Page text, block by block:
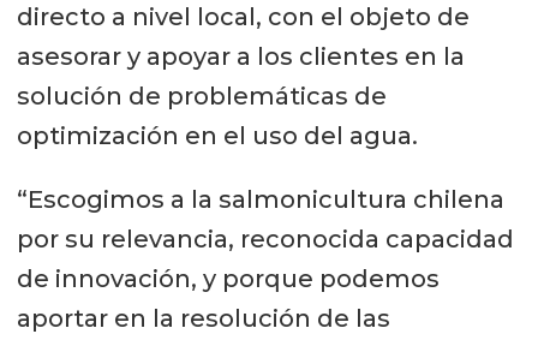
directo a nivel local, con el objeto de
asesorar y apoyar a los clientes en la
solución de problemáticas de
optimización en el uso del agua.
“Escogimos a la salmonicultura chilena
por su relevancia, reconocida capacidad
de innovación, y porque podemos
aportar en la resolución de las